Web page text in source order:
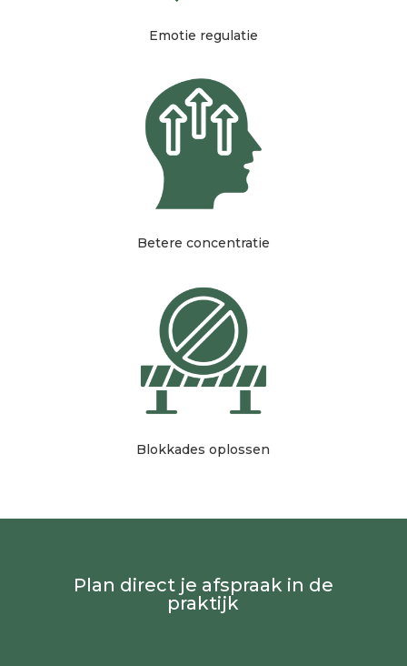
Emotie regulatie
Betere concentratie
Blokkades oplossen
Plan direct je afspraak in de
praktijk